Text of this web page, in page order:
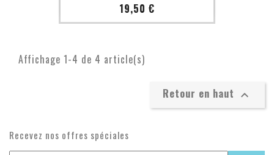
Prix
19,50 €
Affichage 1-4 de 4 article(s)
Retour en haut 
Recevez nos offres spéciales